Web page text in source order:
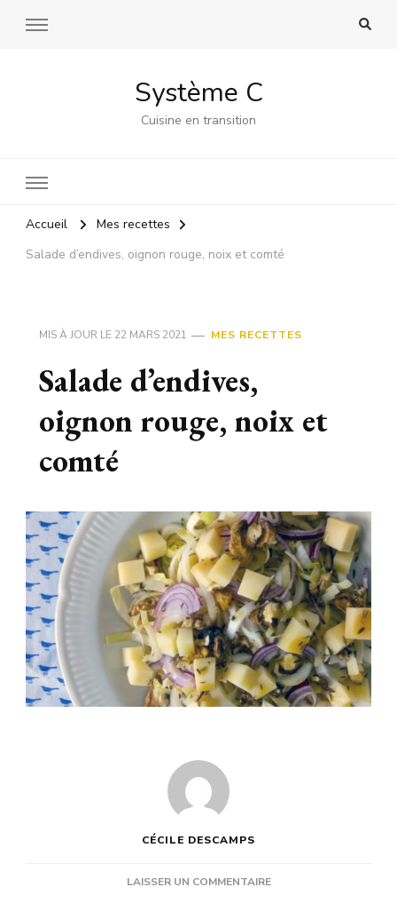
Système C
Cuisine en transition
Accueil
Mes recettes
Salade d’endives, oignon rouge, noix et comté
MIS À JOUR LE 22 MARS 2021 MES RECETTES
Salade d’endives,
oignon rouge, noix et
comté
CÉCILE DESCAMPS
LAISSER UN COMMENTAIRESUR